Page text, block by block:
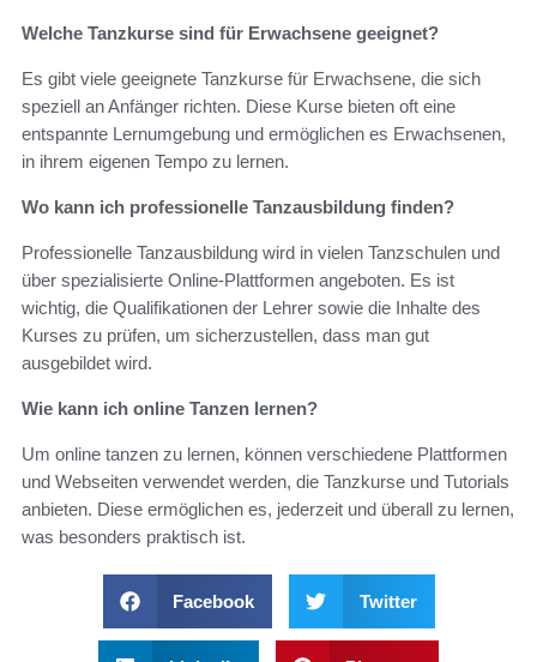
Welche Tanzkurse sind für Erwachsene geeignet?
Es gibt viele geeignete Tanzkurse für Erwachsene, die sich
speziell an Anfänger richten. Diese Kurse bieten oft eine
entspannte Lernumgebung und ermöglichen es Erwachsenen,
in ihrem eigenen Tempo zu lernen.
Wo kann ich professionelle Tanzausbildung finden?
Professionelle Tanzausbildung wird in vielen Tanzschulen und
über spezialisierte Online-Plattformen angeboten. Es ist
wichtig, die Qualifikationen der Lehrer sowie die Inhalte des
Kurses zu prüfen, um sicherzustellen, dass man gut
ausgebildet wird.
Wie kann ich online Tanzen lernen?
Um online tanzen zu lernen, können verschiedene Plattformen
und Webseiten verwendet werden, die Tanzkurse und Tutorials
anbieten. Diese ermöglichen es, jederzeit und überall zu lernen,
was besonders praktisch ist.
Facebook Twitter